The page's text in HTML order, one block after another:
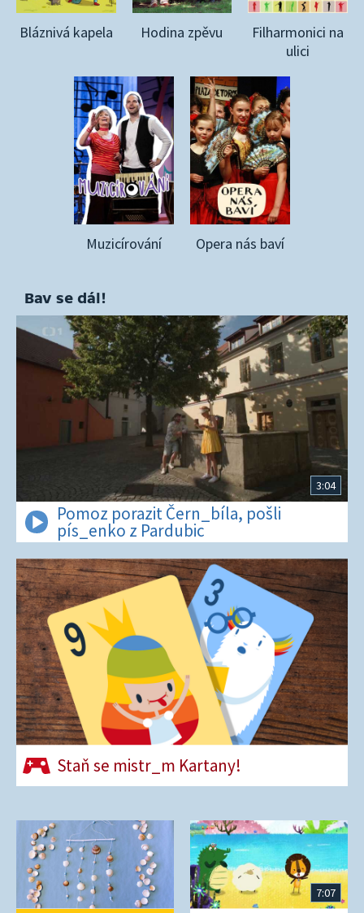
Bláznivá kapela Hodina zpěvu
Filharmonici na
ulici
Muzicírování Opera nás baví
Bav se dál!
3:04
Pomoz porazit Čern_bíla, pošli
pís_enko z Pardubic
Staň se mistr_m Kartany!
7:07